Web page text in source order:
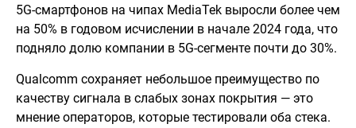
5G-смартфонов на чипах MediaTek выросли более чем
на 50% в годовом исчислении в начале 2024 года, что
подняло долю компании в 5G-сегменте почти до 30%.
Qualcomm сохраняет небольшое преимущество по
качеству сигнала в слабых зонах покрытия — это
мнение операторов, которые тестировали оба стека.